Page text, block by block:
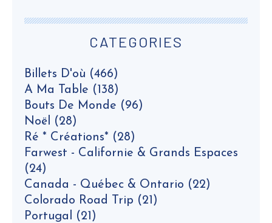
CATEGORIES
Billets D'où (466)
A Ma Table (138)
Bouts De Monde (96)
Noël (28)
Ré * Créations* (28)
Farwest - Californie & Grands Espaces
(24)
Canada - Québec & Ontario (22)
Colorado Road Trip (21)
Portugal (21)